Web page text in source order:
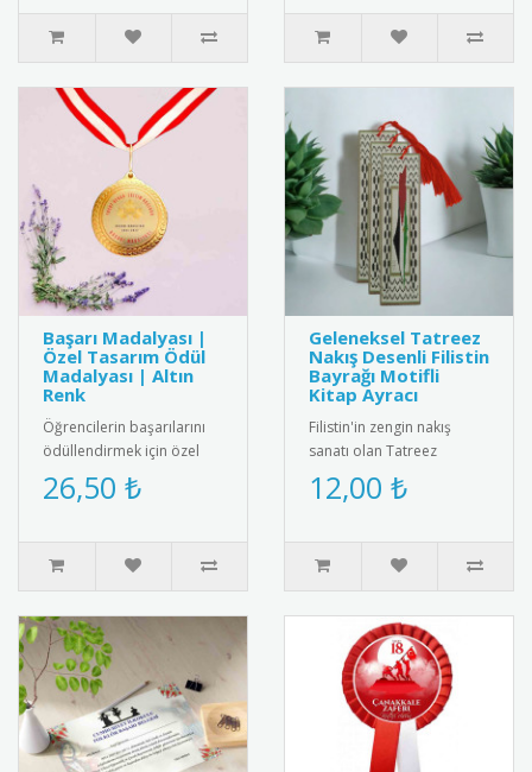
İnteraktif ..
Başarı Madalyası |
Özel Tasarım Ödül
Madalyası | Altın
Renk
Öğrencilerin başarılarını
ödüllendirmek için özel
tasarım altın renkli başarı
madalyası. Kaliteli me..
26,50 ₺
Geleneksel Tatreez
Nakış Desenli Filistin
Bayrağı Motifli
Kitap Ayracı
Filistin'in zengin nakış
sanatı olan Tatreez
motiflerinin ve ulusal
kimliğin sembolü Filistin
12,00 ₺